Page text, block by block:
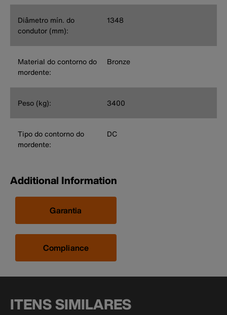
Diâmetro mín. do
condutor (mm):
1348
Material do contorno do
mordente:
Bronze
Peso (kg): 3400
Tipo do contorno do
mordente:
DC
Additional Information
Garantia
Compliance
ITENS SIMILARES